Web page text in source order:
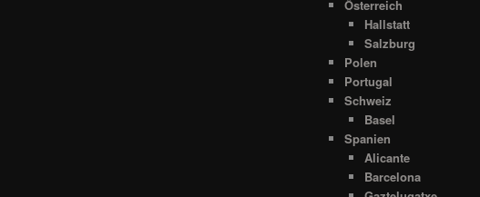
Österreich
Hallstatt
Salzburg
Polen
Portugal
Schweiz
Basel
Spanien
Alicante
Barcelona